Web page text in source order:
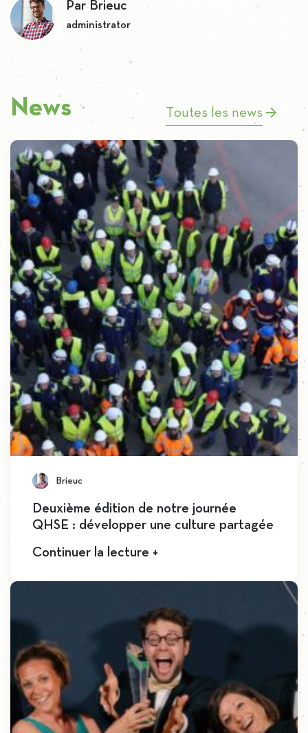
Par Brieuc
administrator
News Toutes les news
Brieuc
Deuxième édition de notre journée
QHSE : développer une culture partagée
Continuer la lecture +